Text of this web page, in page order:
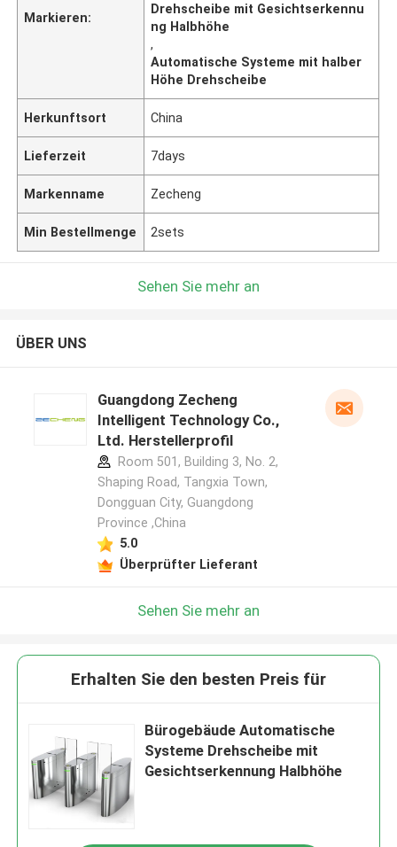
Markieren:
Drehscheibe mit Gesichtserkennu
ng Halbhöhe
,
Automatische Systeme mit halber
Höhe Drehscheibe
Herkunftsort China
Lieferzeit 7days
Markenname Zecheng
Min Bestellmenge 2sets
Sehen Sie mehr an
ÜBER UNS
Guangdong Zecheng
Intelligent Technology Co.,
Ltd. Herstellerprofil
Room 501, Building 3, No. 2,
Shaping Road, Tangxia Town,
Dongguan City, Guangdong
Province ,China
5.0
Überprüfter Lieferant
Sehen Sie mehr an
Erhalten Sie den besten Preis für
Bürogebäude Automatische
Systeme Drehscheibe mit
Gesichtserkennung Halbhöhe